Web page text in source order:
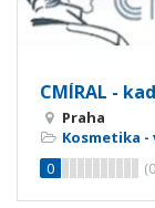
CMÍRAL -
Praha
Kosmetika
0
(0